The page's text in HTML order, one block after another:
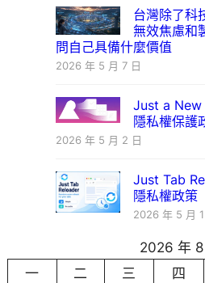
台灣除了科
無效焦慮和
問自己具備什麼價值
2026 年 5 月 7 日
Just a
隱私權保護
2026 年 5 月 2 日
Just Tab
隱私權政策
2026 年 5 月 1
2026 年 8
一
二 三 四